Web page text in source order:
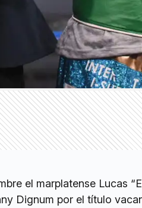
el marplatense Lucas
Dignum por el título